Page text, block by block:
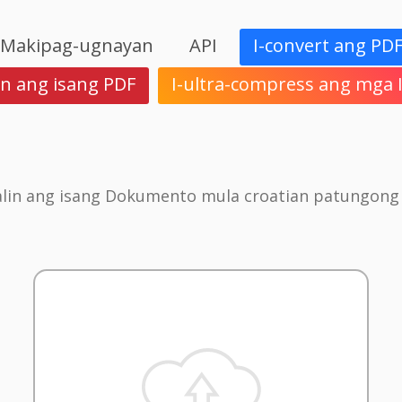
Makipag-ugnayan API
I-convert ang
ang isang PDF
I-ultra-compress ang mga
ang isang Dokumento mula croatian